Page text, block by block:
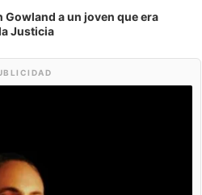
Gowland a un joven que era
Justicia